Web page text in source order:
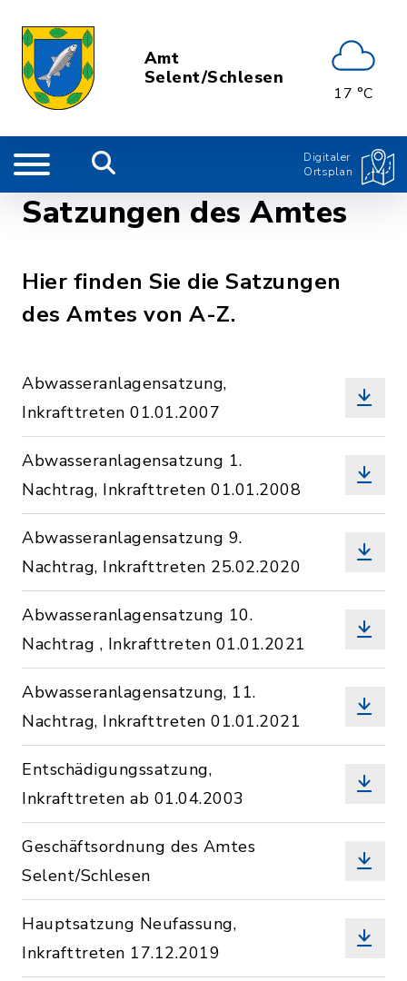
Amt
Selent/Schlesen
17 °C
Digitaler
Ortsplan
Satzungen des Amtes
Hier finden Sie die Satzungen
des Amtes von A-Z.
Abwasseranlagensatzung,
Inkrafttreten 01.01.2007
Abwasseranlagensatzung 1.
Nachtrag, Inkrafttreten 01.01.2008
Abwasseranlagensatzung 9.
Nachtrag, Inkrafttreten 25.02.2020
Abwasseranlagensatzung 10.
Nachtrag , Inkrafttreten 01.01.2021
Abwasseranlagensatzung, 11.
Nachtrag, Inkrafttreten 01.01.2021
Entschädigungssatzung,
Inkrafttreten ab 01.04.2003
Geschäftsordnung des Amtes
Selent/Schlesen
Hauptsatzung Neufassung,
Inkrafttreten 17.12.2019